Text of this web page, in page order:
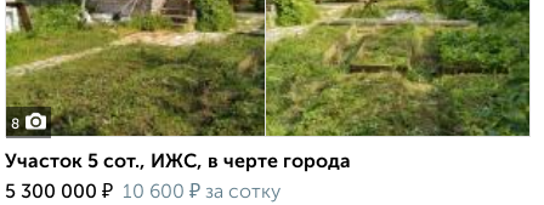
8
Участок 5 сот., ИЖС, в черте города
5 300 000 ₽ 10 600 ₽ за сотку